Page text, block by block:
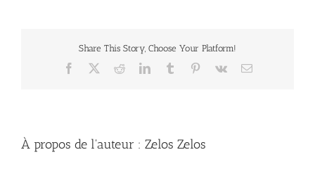
Share This Story, Choose Your Platform!
Facebook RedditLinkedInTumblr Pinterest
Vk Email
À propos de l'auteur : Zelos Zelos